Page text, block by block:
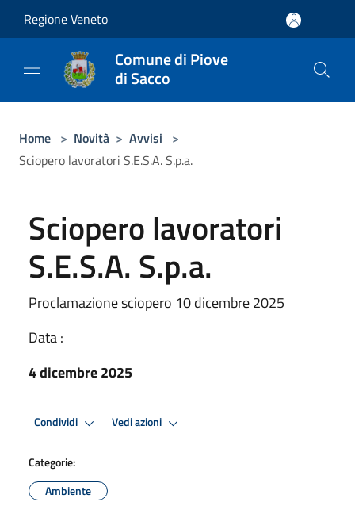
Regione Veneto
Comune di Piove
di Sacco
Home > Novità > Avvisi >
Sciopero lavoratori S.E.S.A. S.p.a.
Sciopero lavoratori
S.E.S.A. S.p.a.
Proclamazione sciopero 10 dicembre 2025
Data :
4 dicembre 2025
Condividi Vedi azioni
Categorie:
Ambiente